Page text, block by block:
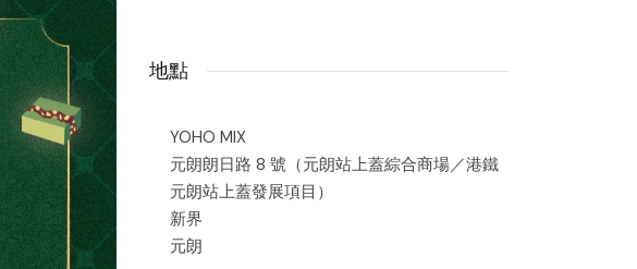
地點
YOHO MIX
元朗朗日路 8 號（元朗站上蓋綜合商場／港鐵
元朗站上蓋發展項目）
新界
元朗